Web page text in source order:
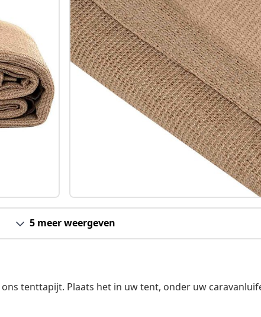
5 meer weergeven
tenttapijt. Plaats het in uw tent, onder uw